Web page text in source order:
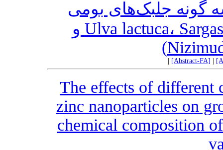
گونه جلبک‌های بومی
دریای عمان (Ulva lactuca، Sargassum ilicifolium و
[Abstract-FA]
The effects of different
zinc nanoparticles on
chemical composition